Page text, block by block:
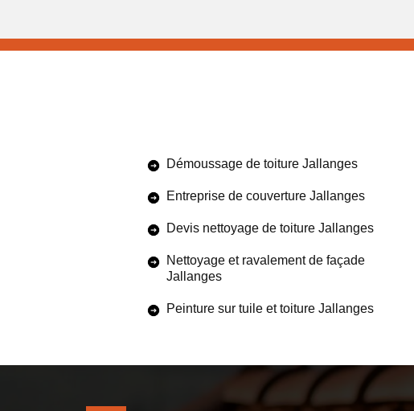
Démoussage de toiture Jallanges
Entreprise de couverture Jallanges
Devis nettoyage de toiture Jallanges
Nettoyage et ravalement de façade
Jallanges
Peinture sur tuile et toiture Jallanges